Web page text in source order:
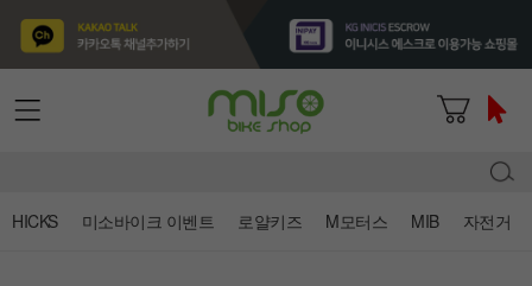
HICKS 미소바이크 이벤트 로얄키즈 M모터스 MIB 자전거